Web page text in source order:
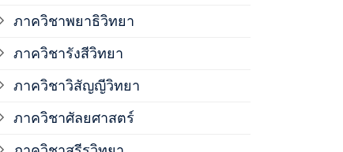
ภาควิชาพยาธิวิทยา
ภาควิชารังสีวิทยา
ภาควิชาวิสัญญีวิทยา
ภาควิชาศัลยศาสตร์